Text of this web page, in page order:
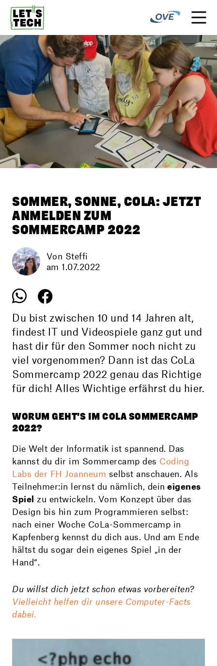
SOMMER, SONNE, COLA: JETZT
ANMELDEN ZUM
SOMMERCAMP 2022
Von Steffi
am 1.07.2022
Du bist zwischen 10 und 14 Jahren alt,
findest IT und Videospiele ganz gut und
hast dir für den Sommer noch nicht zu
viel vorgenommen? Dann ist das CoLa
Sommercamp 2022 genau das Richtige
für dich! Alles Wichtige erfährst du hier.
WORUM GEHT'S IM COLA SOMMERCAMP
2022?
Die Welt der Informatik ist spannend. Das
kannst du dir im Sommercamp des Coding
Labs der FH Joanneum selbst anschauen. Als
Teilnehmer:in lernst du nämlich, dein eigenes
Spiel zu entwickeln. Vom Konzept über das
Design bis hin zum Programmieren selbst:
nach einer Woche CoLa-Sommercamp in
Kapfenberg kennst du dich aus. Und am Ende
hältst du sogar dein eigenes Spiel „in der
Hand“.
Du willst dich jetzt schon etwas vorbereiten?
Vielleicht helfen dir unsere Computer-Facts
dabei.